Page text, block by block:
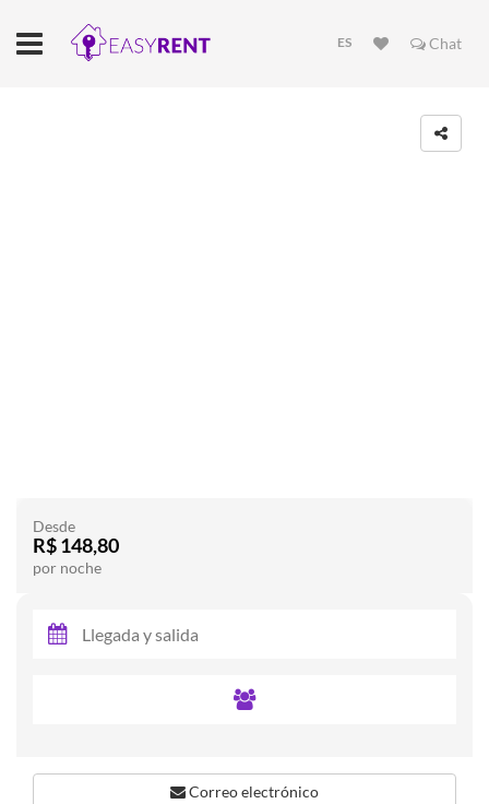
ES Chat
Desde
R$ 148,80
por noche
Correo electrónico